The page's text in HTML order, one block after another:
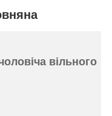
вільного